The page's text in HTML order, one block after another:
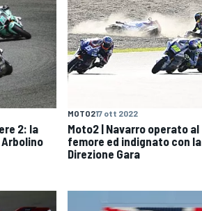
2: la
MOTO217 ott 2022
Moto2 | Navarro operato al
femore ed indignato con la
Direzione Gara